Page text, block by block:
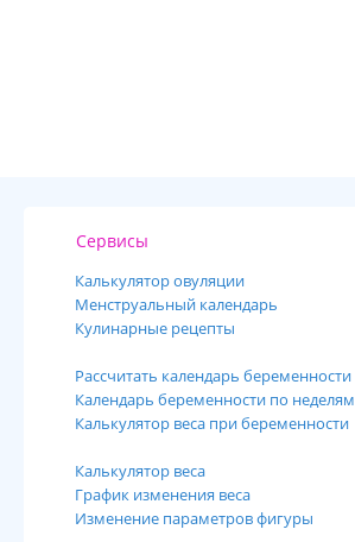
Сервисы
Калькулятор овуляции
Менструальный календарь
Кулинарные рецепты
Рассчитать календарь беременности
Календарь беременности по неделям
Калькулятор веса при беременности
Калькулятор веса
График изменения веса
Изменение параметров фигуры